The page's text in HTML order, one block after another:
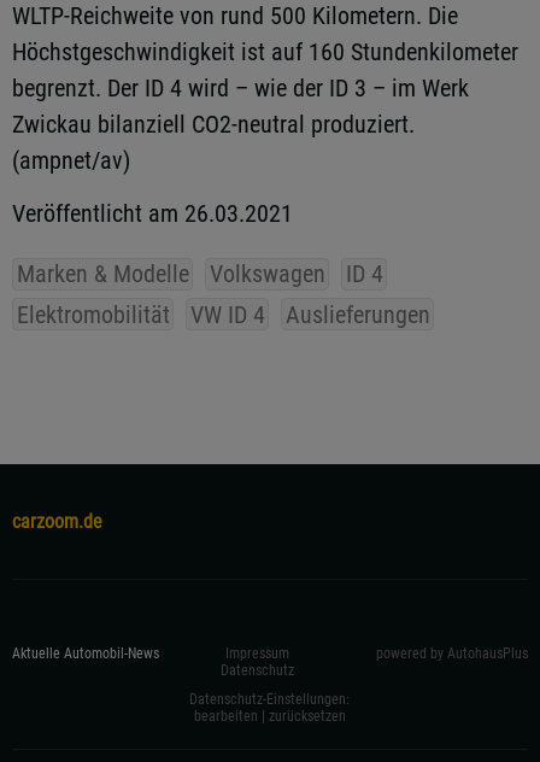
WLTP-Reichweite von rund 500 Kilometern. Die
Höchstgeschwindigkeit ist auf 160 Stundenkilometer
begrenzt. Der ID 4 wird – wie der ID 3 – im Werk
Zwickau bilanziell CO2-neutral produziert.
(ampnet/av)
Veröffentlicht am 26.03.2021
Marken & Modelle Volkswagen
ID 4
Elektromobilität
VW ID 4 Auslieferungen
carzoom.de
Aktuelle Automobil-News
Impressum
Datenschutz
Datenschutz-Einstellungen:
bearbeiten | zurücksetzen
powered by AutohausPlus